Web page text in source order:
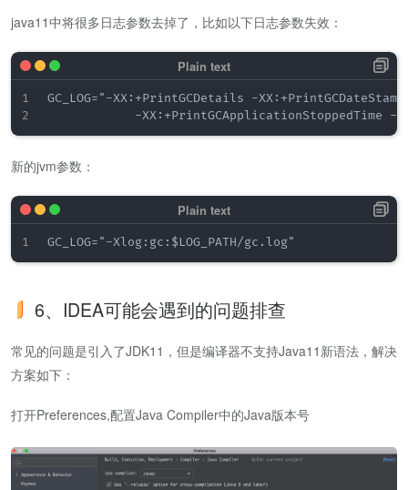
java11中将很多日志参数去掉了，比如以下日志参数失效：
GC_LOG="-XX:+PrintGCDetails -
新的jvm参数：
6、IDEA可能会遇到的问题排查
常见的问题是引入了JDK11，但是编译器不支持Java11新语法，解决
方案如下：
打开Preferences,配置Java Compiler中的Java版本号